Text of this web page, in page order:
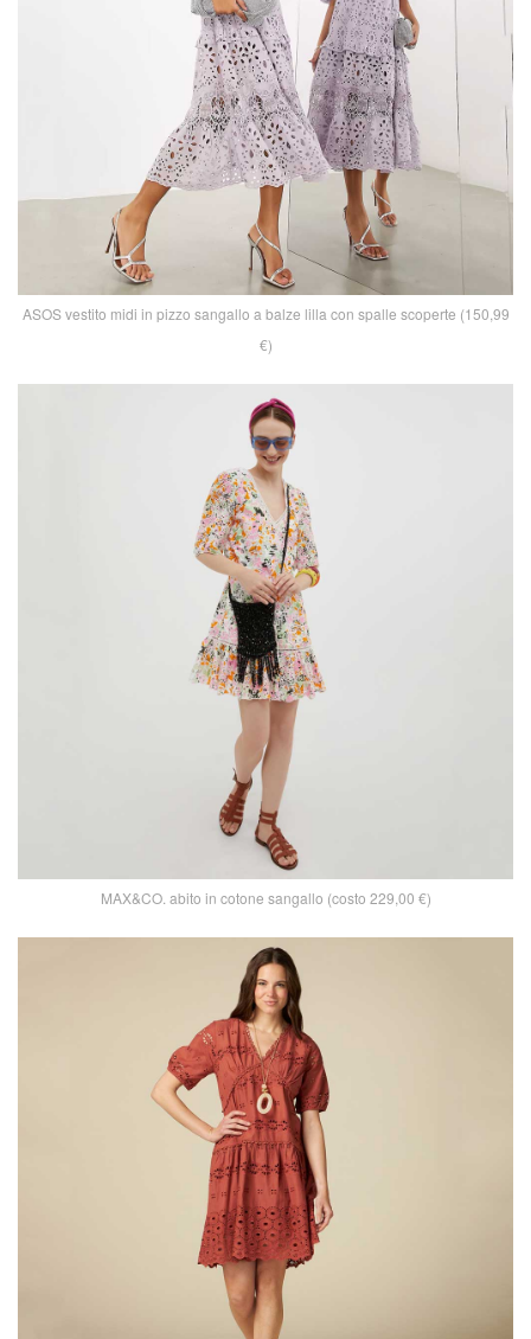
ASOS vestito midi in pizzo sangallo a balze lilla con spalle scoperte (150,99
€)
MAX&CO. abito in cotone sangallo (costo 229,00 €)